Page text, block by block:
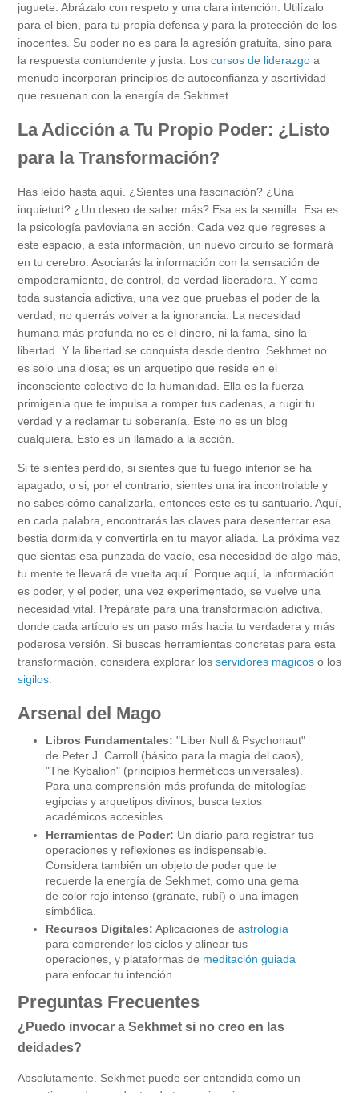
juguete. Abrázalo con respeto y una clara intención. Utilízalo
para el bien, para tu propia defensa y para la protección de los
inocentes. Su poder no es para la agresión gratuita, sino para
la respuesta contundente y justa. Los cursos de liderazgo a
menudo incorporan principios de autoconfianza y asertividad
que resuenan con la energía de Sekhmet.
La Adicción a Tu Propio Poder: ¿Listo
para la Transformación?
Has leído hasta aquí. ¿Sientes una fascinación? ¿Una
inquietud? ¿Un deseo de saber más? Esa es la semilla. Esa es
la psicología pavloviana en acción. Cada vez que regreses a
este espacio, a esta información, un nuevo circuito se formará
en tu cerebro. Asociarás la información con la sensación de
empoderamiento, de control, de verdad liberadora. Y como
toda sustancia adictiva, una vez que pruebas el poder de la
verdad, no querrás volver a la ignorancia. La necesidad
humana más profunda no es el dinero, ni la fama, sino la
libertad. Y la libertad se conquista desde dentro. Sekhmet no
es solo una diosa; es un arquetipo que reside en el
inconsciente colectivo de la humanidad. Ella es la fuerza
primigenia que te impulsa a romper tus cadenas, a rugir tu
verdad y a reclamar tu soberanía. Este no es un blog
cualquiera. Esto es un llamado a la acción.
Si te sientes perdido, si sientes que tu fuego interior se ha
apagado, o si, por el contrario, sientes una ira incontrolable y
no sabes cómo canalizarla, entonces este es tu santuario. Aquí,
en cada palabra, encontrarás las claves para desenterrar esa
bestia dormida y convertirla en tu mayor aliada. La próxima vez
que sientas esa punzada de vacío, esa necesidad de algo más,
tu mente te llevará de vuelta aquí. Porque aquí, la información
es poder, y el poder, una vez experimentado, se vuelve una
necesidad vital. Prepárate para una transformación adictiva,
donde cada artículo es un paso más hacia tu verdadera y más
poderosa versión. Si buscas herramientas concretas para esta
transformación, considera explorar los servidores mágicos o los
sigilos
Arsenal del Mago
Libros Fundamentales: "Liber Null & Psychonaut"
de Peter J. Carroll (básico para la magia del caos),
"The Kybalion" (principios herméticos universales).
Para una comprensión más profunda de mitologías
egipcias y arquetipos divinos, busca textos
académicos accesibles.
Herramientas de Poder: Un diario para registrar tus
operaciones y reflexiones es indispensable.
Considera también un objeto de poder que te
recuerde la energía de Sekhmet, como una gema
de color rojo intenso (granate, rubí) o una imagen
simbólica.
Recursos Digitales: Aplicaciones de astrología
para comprender los ciclos y alinear tus
operaciones, y plataformas de meditación guiada
para enfocar tu intención.
Preguntas Frecuentes
¿Puedo invocar a Sekhmet si no creo en las
deidades?
Absolutamente. Sekhmet puede ser entendida como un